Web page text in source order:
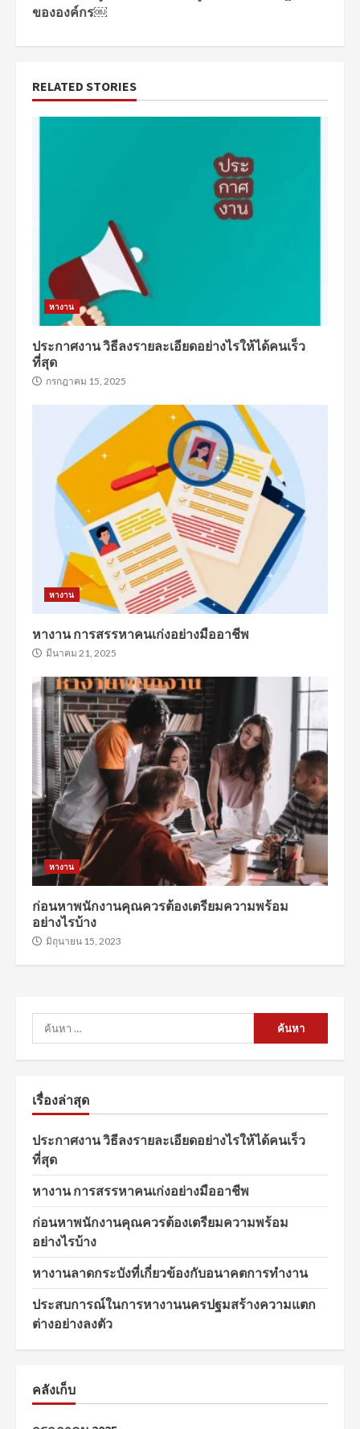
ขององค์กร￼
RELATED STORIES
หางาน
ประกาศงาน วิธีลงรายละเอียดอย่างไรให้ได้คนเร็ว
ที่สุด
กรกฎาคม 15, 2025
หางาน
หางาน การสรรหาคนเก่งอย่างมืออาชีพ
มีนาคม 21, 2025
หางาน
ก่อนหาพนักงานคุณควรต้องเตรียมความพร้อม
อย่างไรบ้าง
มิถุนายน 15, 2023
ค้นหา
สำหรับ:
เรื่องล่าสุด
ประกาศงาน วิธีลงรายละเอียดอย่างไรให้ได้คนเร็ว
ที่สุด
หางาน การสรรหาคนเก่งอย่างมืออาชีพ
ก่อนหาพนักงานคุณควรต้องเตรียมความพร้อม
อย่างไรบ้าง
หางานลาดกระบังที่เกี่ยวข้องกับอนาคตการทำงาน
ประสบการณ์ในการหางานนครปฐมสร้างความแตก
ต่างอย่างลงตัว
คลังเก็บ